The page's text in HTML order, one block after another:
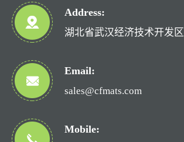
Address:
湖北省武汉经济技术开发区
Email:
sales@cfmats.com
Mobile: